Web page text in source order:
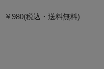
￥980(税込・送料無料)